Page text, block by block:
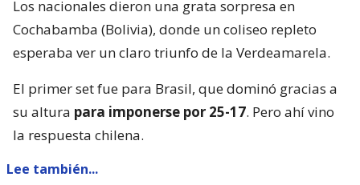
Los nacionales dieron una grata sorpresa en
Cochabamba (Bolivia), donde un coliseo repleto
esperaba ver un claro triunfo de la Verdeamarela.
El primer set fue para Brasil, que dominó gracias a
su altura para imponerse por 25-17. Pero ahí vino
la respuesta chilena.
Lee también...